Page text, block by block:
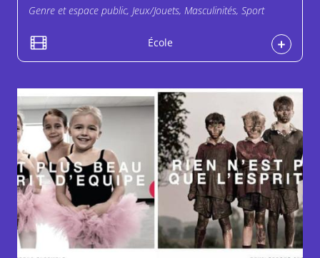
Genre et espace public, Jeux/Jouets, Masculinités, Sport
École